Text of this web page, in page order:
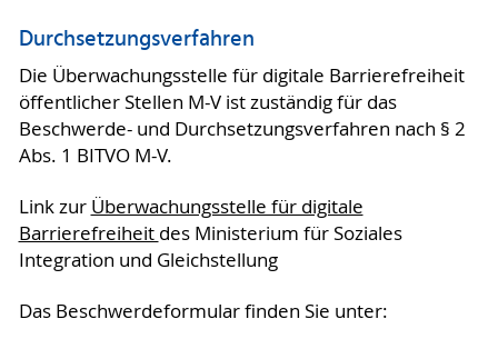
Durchsetzungsverfahren
Die Überwachungsstelle für digitale Barrierefreiheit
öffentlicher Stellen M-V ist zuständig für das
Beschwerde- und Durchsetzungsverfahren nach § 2
Abs. 1 BITVO M-V.
Link zur Überwachungsstelle für digitale
Barrierefreiheit des Ministerium für Soziales
Integration und Gleichstellung
Das Beschwerdeformular finden Sie unter: